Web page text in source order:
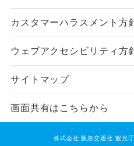
カスタマーハラスメント方
ウェブアクセシビリティ方
サイトマップ
画面共有はこちらから
株式会社 阪急交通社 観光